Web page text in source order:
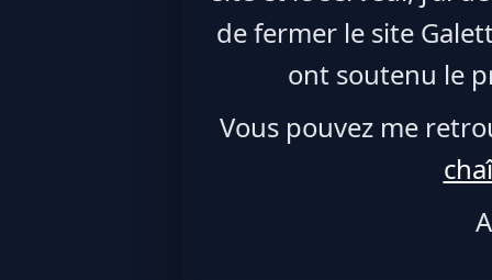
de fermer le site
ont soutenu le
Vous pouvez me